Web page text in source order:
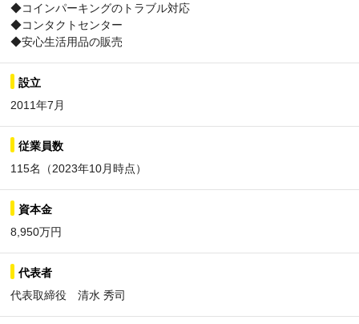
◆コインパーキングのトラブル対応
◆コンタクトセンター
◆安心生活用品の販売
設立
2011年7月
従業員数
115名（2023年10月時点）
資本金
8,950万円
代表者
代表取締役 清水 秀司